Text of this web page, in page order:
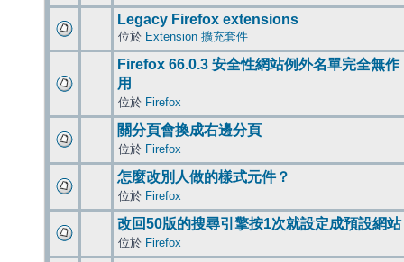
Legacy Firefox extensions
位於 Extension 擴充套件
Firefox 66.0.3 安全性網站例外名單完全無作
用
位於 Firefox
關分頁會換成右邊分頁
位於 Firefox
怎麼改別人做的樣式元件？
位於 Firefox
改回50版的搜尋引擎按1次就設定成預設網站
位於 Firefox